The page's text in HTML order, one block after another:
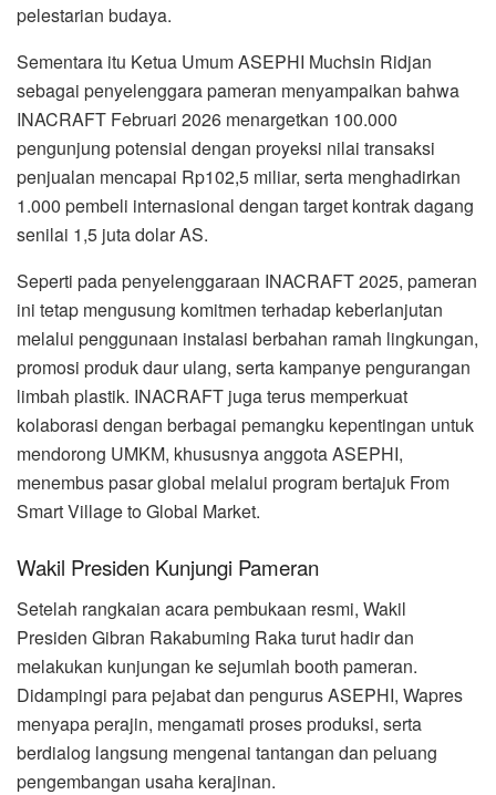
pelestarian budaya.
Sementara itu Ketua Umum ASEPHI Muchsin Ridjan
sebagai penyelenggara pameran menyampaikan bahwa
INACRAFT Februari 2026 menargetkan 100.000
pengunjung potensial dengan proyeksi nilai transaksi
penjualan mencapai Rp102,5 miliar, serta menghadirkan
1.000 pembeli internasional dengan target kontrak dagang
senilai 1,5 juta dolar AS.
Seperti pada penyelenggaraan INACRAFT 2025, pameran
ini tetap mengusung komitmen terhadap keberlanjutan
melalui penggunaan instalasi berbahan ramah lingkungan,
promosi produk daur ulang, serta kampanye pengurangan
limbah plastik. INACRAFT juga terus memperkuat
kolaborasi dengan berbagai pemangku kepentingan untuk
mendorong UMKM, khususnya anggota ASEPHI,
menembus pasar global melalui program bertajuk From
Smart Village to Global Market.
Wakil Presiden Kunjungi Pameran
Setelah rangkaian acara pembukaan resmi, Wakil
Presiden Gibran Rakabuming Raka turut hadir dan
melakukan kunjungan ke sejumlah booth pameran.
Didampingi para pejabat dan pengurus ASEPHI, Wapres
menyapa perajin, mengamati proses produksi, serta
berdialog langsung mengenai tantangan dan peluang
pengembangan usaha kerajinan.